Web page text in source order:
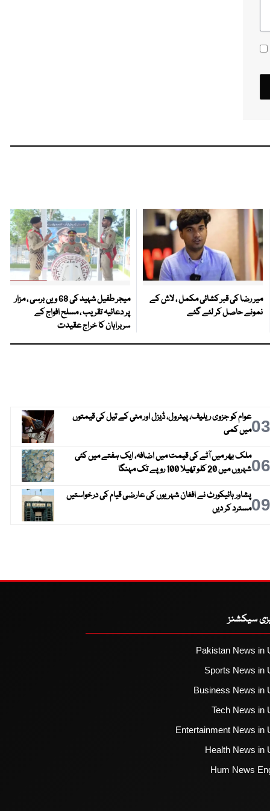
میر رضا کی قبر کشائی مکمل ، لاش کے
نمونے حاصل کر لئے گئے
میجر طفیل شہید کی 68 ویں برسی ، مزار
پر دعائیہ تقریب ، مسلح افواج کے
سربراہان کا خراج عقیدت
03عوام کو جزوی ریلیف، پیٹرول، ڈیزل اور مٹی کے تیل کی قیمتوں
میں کمی
06ملک بھر میں آٹے کی قیمت میں اضافہ، ایک ہفتے میں کئی
شہروں میں 20 کلو تھیلا 100 روپے تک مہنگا
09پشاور ہائیکورٹ نے افغان شہریوں کی عارضی قیام کی درخواستیں
مسترد کر دیں
سیکشنز
Pakistan News in
Sports News in
Business News in
Tech News in
Entertainment News in
Health News in
Hum News